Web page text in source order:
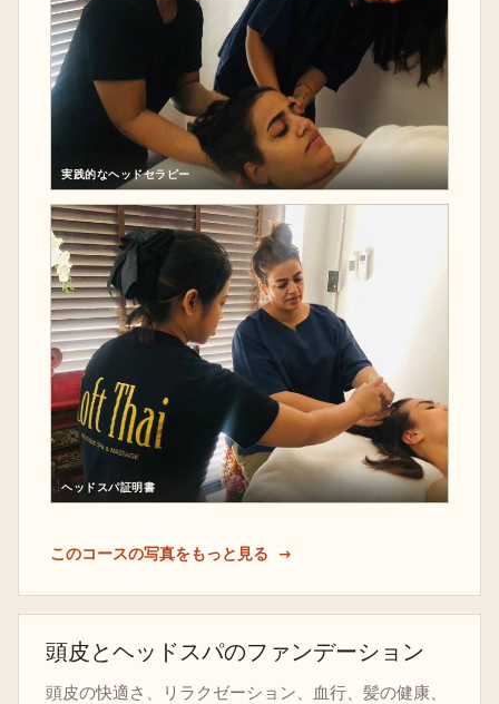
実践的なヘッドセラピー
ヘッドスパ証明書
このコースの写真をもっと見る
頭皮とヘッドスパのファンデーション
頭皮の快適さ、リラクゼーション、血行、髪の健康、